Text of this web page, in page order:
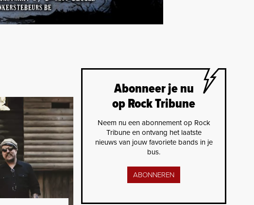
Abonneer je nu
op Rock Tribune
Neem nu een abonnement op Rock
Tribune en ontvang het laatste
nieuws van jouw favoriete bands in je
bus.
ABONNEREN